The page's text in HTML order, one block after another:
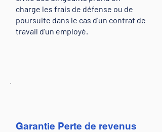
charge les frais de défense ou de
poursuite dans le cas d’un contrat de
travail d’un employé.
Garantie Perte de revenus